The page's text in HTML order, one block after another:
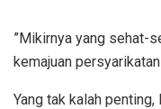
”Mikirnya yang sehat-
kemajuan
Yang tak kalah